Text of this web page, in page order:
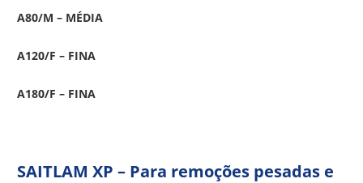
A80/M – MÉDIA
A120/F – FINA
A180/F – FINA
SAITLAM XP – Para remoções pesadas e